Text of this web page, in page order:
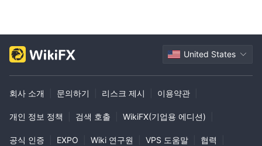
United States
회사 소개 문의하기 리스크 제시 이용약관
개인 정보 정책 검색 호출 WikiFX(기업용 에디션)
공식 인증 EXPO Wiki 연구원 VPS 도움말 협력